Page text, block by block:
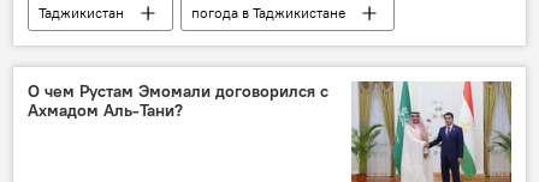
Таджикистан
погода в Таджикистане
погода
Общество
Новости Душанбе
Новости Худжанда и Согдийской области
О чем Рустам Эмомали договорился с
Ахмадом Аль-Тани?